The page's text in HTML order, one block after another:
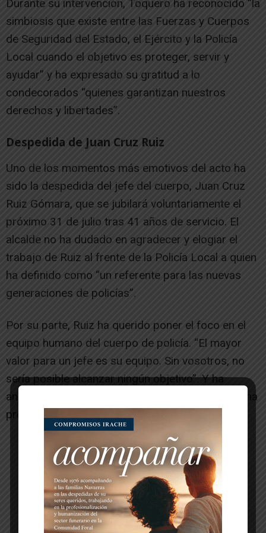
Durante su intervención, Toquero ha reconocido “la
simbiosis que existe entre las Fuerzas y Cuerpos
de Seguridad del Estado, el Ejército y la Policía
Local cuando el objetivo es proteger, servir y
ayudar” y ha expresado su gratitud a lo
condecorados “quienes garantizan nuestros
derechos y libertades”.
Despedida de Juan Cruz Ruiz
Uno de los momentos más emotivos del acto ha
sido la despedida del jefe del cuerpo, Juan Cruz
Ruiz Gómara, que se jubilará voluntariamente el
próximo 31 de julio tras 41 años de servicio. El
alcalde no ha dudado en agradecer y elogiar el
trabajo de Ruiz al frente de la Policía Local a quien
ha definido como “un referente para las nuevas
generaciones de policías”.
Por su parte, Ruiz ha querido poner el foco en el
equipo humano del cuerpo de policía. “El mayor
valor para un jefe es su equipo. Sin vosotros, no
sería posible alcanzar ningún objetivo”. Y ha
animado a los agentes a seguir disfrutando de una
profesión “maravillosa”.